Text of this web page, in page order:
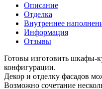
Описание
Отделка
Внутреннее
Информация
Отзывы
Готовы изготовить шкафы-
конфигурации.
Декор и отделку фасадов
Возможно сочетание